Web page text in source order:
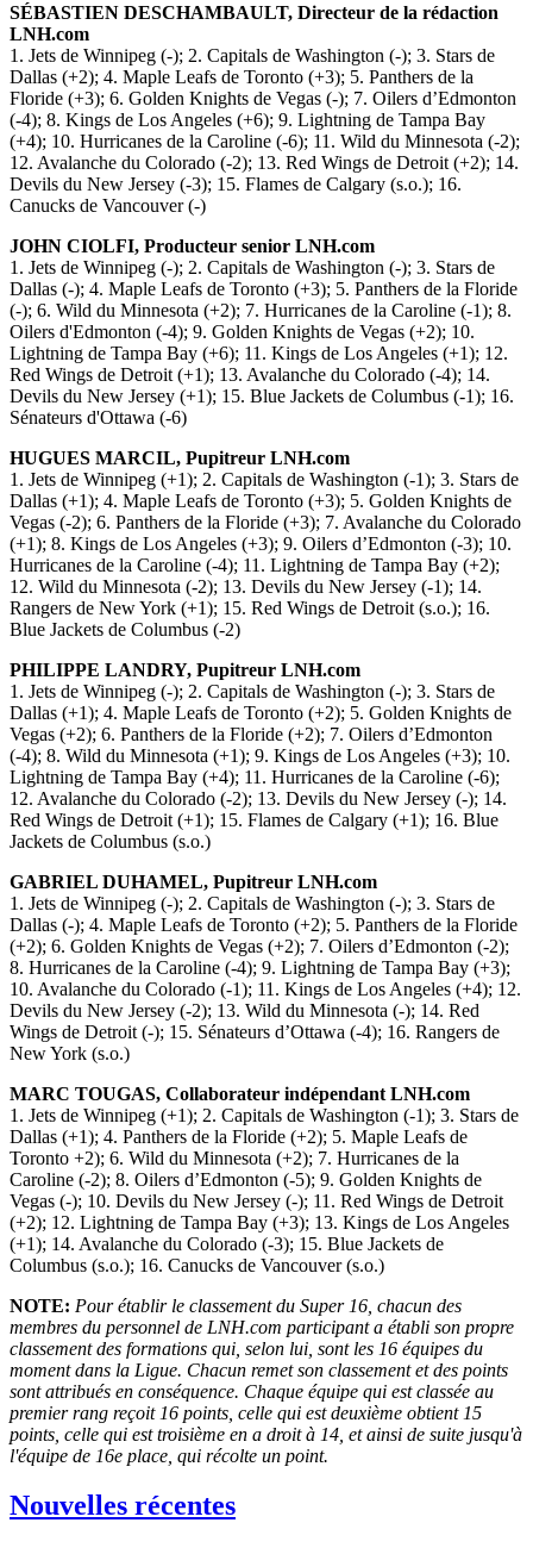
SÉBASTIEN DESCHAMBAULT, Directeur de la rédaction
LNH.com
1. Jets de Winnipeg (-); 2. Capitals de Washington (-); 3. Stars de
Dallas (+2); 4. Maple Leafs de Toronto (+3); 5. Panthers de la
Floride (+3); 6. Golden Knights de Vegas (-); 7. Oilers d’Edmonton
(-4); 8. Kings de Los Angeles (+6); 9. Lightning de Tampa Bay
(+4); 10. Hurricanes de la Caroline (-6); 11. Wild du Minnesota (-2);
12. Avalanche du Colorado (-2); 13. Red Wings de Detroit (+2); 14.
Devils du New Jersey (-3); 15. Flames de Calgary (s.o.); 16.
Canucks de Vancouver (-)
JOHN CIOLFI, Producteur senior LNH.com
1. Jets de Winnipeg (-); 2. Capitals de Washington (-); 3. Stars de
Dallas (-); 4. Maple Leafs de Toronto (+3); 5. Panthers de la Floride
(-); 6. Wild du Minnesota (+2); 7. Hurricanes de la Caroline (-1); 8.
Oilers d'Edmonton (-4); 9. Golden Knights de Vegas (+2); 10.
Lightning de Tampa Bay (+6); 11. Kings de Los Angeles (+1); 12.
Red Wings de Detroit (+1); 13. Avalanche du Colorado (-4); 14.
Devils du New Jersey (+1); 15. Blue Jackets de Columbus (-1); 16.
Sénateurs d'Ottawa (-6)
HUGUES MARCIL, Pupitreur LNH.com
1. Jets de Winnipeg (+1); 2. Capitals de Washington (-1); 3. Stars de
Dallas (+1); 4. Maple Leafs de Toronto (+3); 5. Golden Knights de
Vegas (-2); 6. Panthers de la Floride (+3); 7. Avalanche du Colorado
(+1); 8. Kings de Los Angeles (+3); 9. Oilers d’Edmonton (-3); 10.
Hurricanes de la Caroline (-4); 11. Lightning de Tampa Bay (+2);
12. Wild du Minnesota (-2); 13. Devils du New Jersey (-1); 14.
Rangers de New York (+1); 15. Red Wings de Detroit (s.o.); 16.
Blue Jackets de Columbus (-2)
PHILIPPE LANDRY, Pupitreur LNH.com
1. Jets de Winnipeg (-); 2. Capitals de Washington (-); 3. Stars de
Dallas (+1); 4. Maple Leafs de Toronto (+2); 5. Golden Knights de
Vegas (+2); 6. Panthers de la Floride (+2); 7. Oilers d’Edmonton
(-4); 8. Wild du Minnesota (+1); 9. Kings de Los Angeles (+3); 10.
Lightning de Tampa Bay (+4); 11. Hurricanes de la Caroline (-6);
12. Avalanche du Colorado (-2); 13. Devils du New Jersey (-); 14.
Red Wings de Detroit (+1); 15. Flames de Calgary (+1); 16. Blue
Jackets de Columbus (s.o.)
GABRIEL DUHAMEL, Pupitreur LNH.com
1. Jets de Winnipeg (-); 2. Capitals de Washington (-); 3. Stars de
Dallas (-); 4. Maple Leafs de Toronto (+2); 5. Panthers de la Floride
(+2); 6. Golden Knights de Vegas (+2); 7. Oilers d’Edmonton (-2);
8. Hurricanes de la Caroline (-4); 9. Lightning de Tampa Bay (+3);
10. Avalanche du Colorado (-1); 11. Kings de Los Angeles (+4); 12.
Devils du New Jersey (-2); 13. Wild du Minnesota (-); 14. Red
Wings de Detroit (-); 15. Sénateurs d’Ottawa (-4); 16. Rangers de
New York (s.o.)
MARC TOUGAS, Collaborateur indépendant LNH.com
1. Jets de Winnipeg (+1); 2. Capitals de Washington (-1); 3. Stars de
Dallas (+1); 4. Panthers de la Floride (+2); 5. Maple Leafs de
Toronto +2); 6. Wild du Minnesota (+2); 7. Hurricanes de la
Caroline (-2); 8. Oilers d’Edmonton (-5); 9. Golden Knights de
Vegas (-); 10. Devils du New Jersey (-); 11. Red Wings de Detroit
(+2); 12. Lightning de Tampa Bay (+3); 13. Kings de Los Angeles
(+1); 14. Avalanche du Colorado (-3); 15. Blue Jackets de
Columbus (s.o.); 16. Canucks de Vancouver (s.o.)
NOTE: Pour établir le classement du Super 16, chacun des
membres du personnel de LNH.com participant a établi son propre
classement des formations qui, selon lui, sont les 16 équipes du
moment dans la Ligue. Chacun remet son classement et des points
sont attribués en conséquence. Chaque équipe qui est classée au
premier rang reçoit 16 points, celle qui est deuxième obtient 15
points, celle qui est troisième en a droit à 14, et ainsi de suite jusqu'à
l'équipe de 16e place, qui récolte un point.
Nouvelles récentes